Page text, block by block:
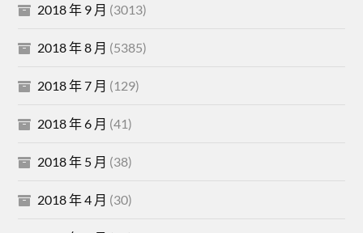
2018 年 9 月 (3013)
2018 年 8 月 (5385)
2018 年 7 月 (129)
2018 年 6 月 (41)
2018 年 5 月 (38)
2018 年 4 月 (30)